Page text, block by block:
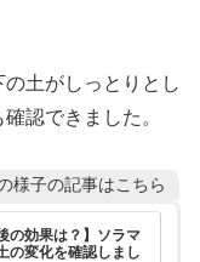
土がしっとりとし
認できました。
様子の記事はこちら
の効果は？】ソラマ
の変化を確認しまし